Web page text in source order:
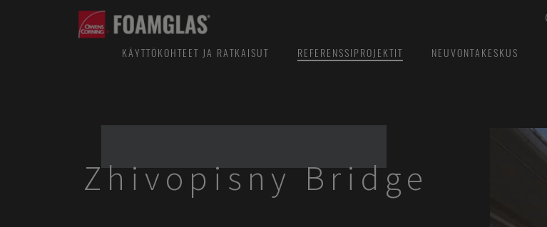
KÄYTTÖKOHTEET JA RATKAISUT REFERENSSIPROJEKTIT NEUVONTAKESKUS
Zhivopisny Bridge